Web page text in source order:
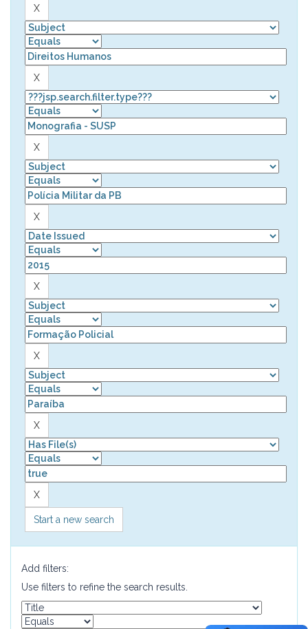
Start a new search
Add filters:
Use filters to refine the search results.